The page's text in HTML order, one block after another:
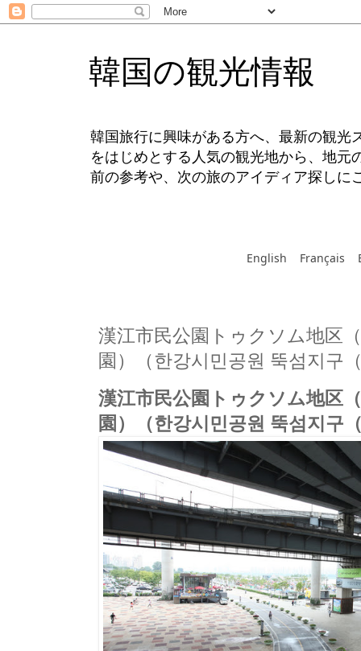
韓国の観光情報
韓国旅行に興味がある方へ、最新の観光
をはじめとする人気の観光地から、地
前の参考や、次の旅のアイディア探しに
English Français
漢江市民公園トゥクソム地区
園）（한강시민공원 뚝섬지구
漢江市民公園トゥクソム地区
園）（한강시민공원 뚝섬지구